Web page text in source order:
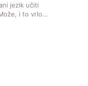
jezik učiti
i to vrlo…